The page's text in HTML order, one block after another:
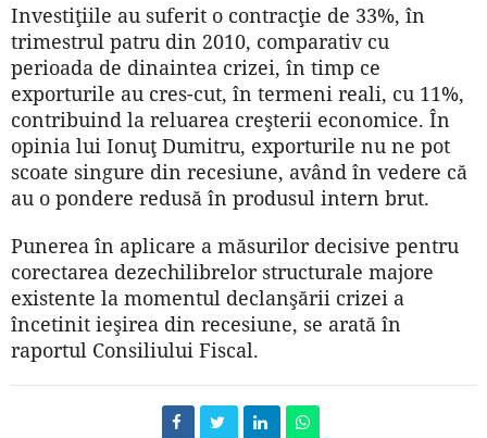
Investiţiile au suferit o contracţie de 33%, în
trimestrul patru din 2010, comparativ cu
perioada de dinaintea crizei, în timp ce
exporturile au cres-cut, în termeni reali, cu 11%,
contribuind la reluarea creşterii economice. În
opinia lui Ionuţ Dumitru, exporturile nu ne pot
scoate singure din recesiune, având în vedere că
au o pondere redusă în produsul intern brut.
Punerea în aplicare a măsurilor decisive pentru
corectarea dezechilibrelor structurale majore
existente la momentul declanşării crizei a
încetinit ieşirea din recesiune, se arată în
raportul Consiliului Fiscal.